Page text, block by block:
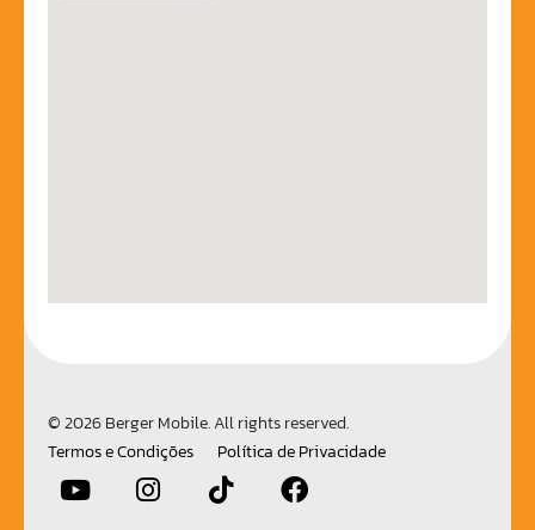
© 2026 Berger Mobile. All rights reserved.
Termos e Condições
Política de Privacidade